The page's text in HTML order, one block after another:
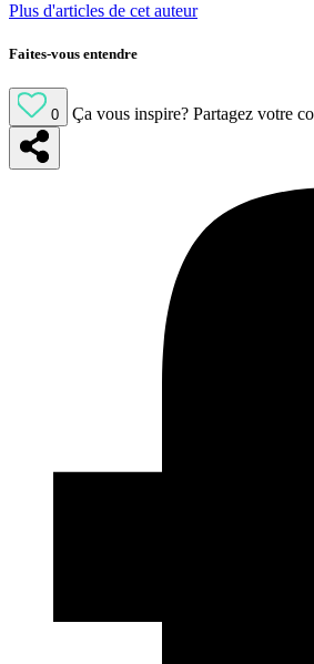
Plus d'articles de cet auteur
Faites-vous entendre
0 Ça vous inspire? Partagez votre